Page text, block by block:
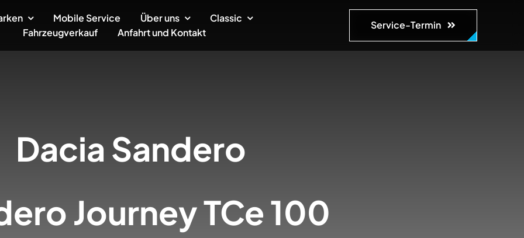
Mobile Service Über uns
Classic
Fahrzeugverkauf
Anfahrt und Kontakt
Service-Termin
Dacia Sandero
Journey TCe 100